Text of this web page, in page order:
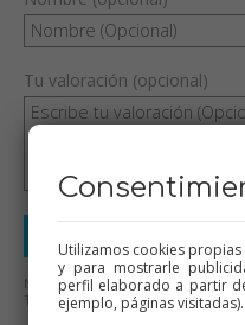
Tu valoración (opcional)
No se aceptarán mensajes
Todos los mensajes serán
Utilizamos cookies
y para mostrarle
perfil elaborado a partir
ejemplo, páginas visitadas).